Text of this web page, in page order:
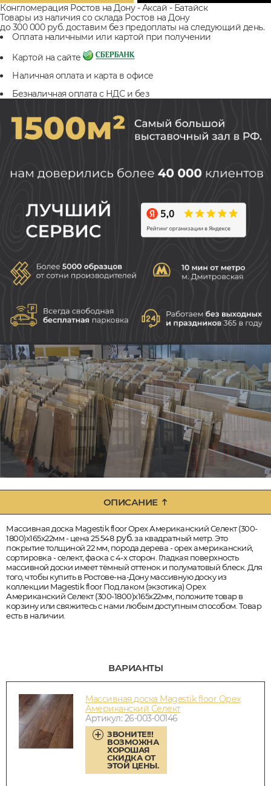
Конгломерация Ростов на Дону - Аксай - Батайск
Товары из наличия со склада Ростов на Дону
до 300 000 руб. доставим без предоплаты на следующий день.
Оплата наличными или картой при получении
Картой на сайте
Наличная оплата и карта в офисе
Безналичная оплата с НДС и без
ОПИСАНИЕ
Массивная доска Magestik floor Орех Американский Селект (300-
1800)x165x22мм - цена 25 548руб.за квадратный метр. Это
покрытие толщиной 22 мм, порода дерева - орех американский,
сортировка - селект, фаска с 4-х сторон. Гладкая поверхность
массивной доски имеет тёмный оттенок и полуматовый блеск. Для
того, чтобы купить в Ростове-на-Дону массивную доску из
коллекции Magestik floor Под лаком (экзотика) Орех
Американский Селект (300-1800)x165x22мм, положите товар в
корзину или свяжитесь с нами любым доступным способом. Товар
есть в наличии.
ВАРИАНТЫ
Массивная доска Magestik floor Орех
Американский Селект
Артикул: 26-003-00146
ЗВОНИТЕ!!!
ВОЗМОЖНА
ХОРОШАЯ
СКИДКА ОТ
ЭТОЙ ЦЕНЫ.